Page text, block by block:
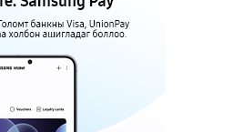
бүртгүүлэхдээ юуг анхаарах вэ
хязгаарлалтад